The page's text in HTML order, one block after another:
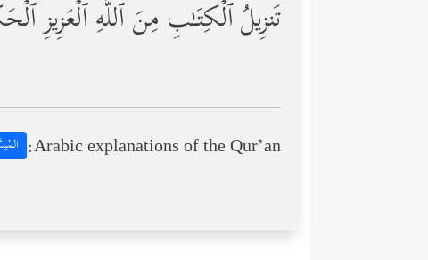
تَنزِیلُ ٱلۡكِتَـٰبِ مِنَ ٱللَّهِ ٱلۡعَزِیزِ
Arabic explanations of the Qur’an: